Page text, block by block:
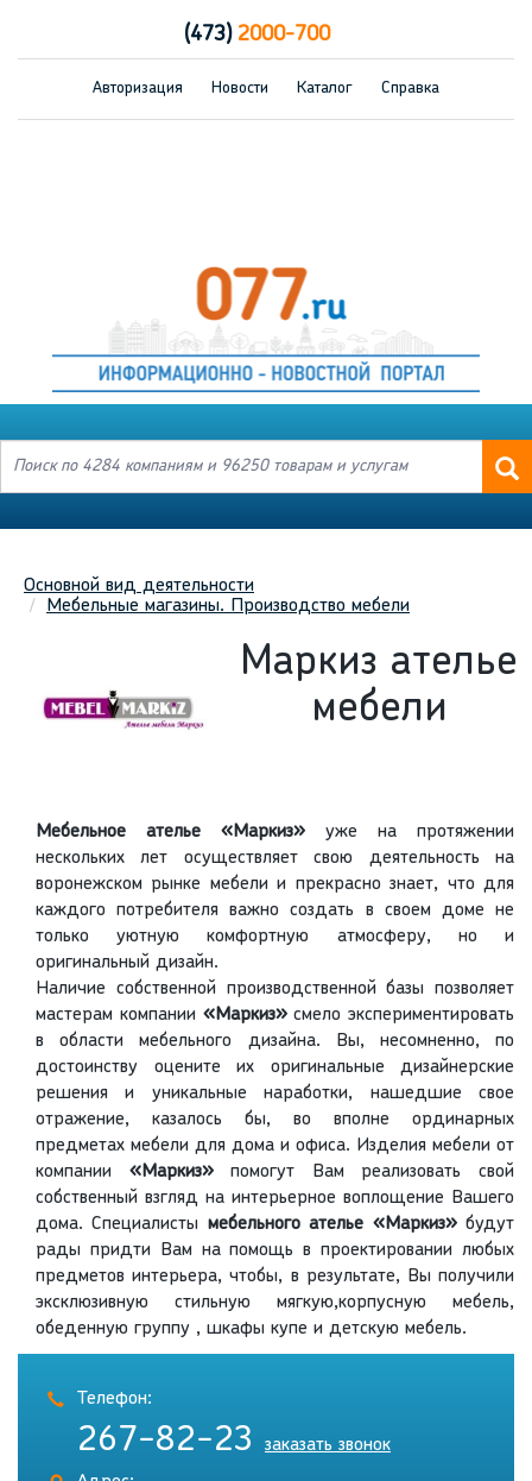
(473)2000-700
Авторизация Новости Каталог Справка
Основной вид деятельности
Мебельные магазины. Производство мебели
Маркиз ателье
мебели
Мебельное ателье «Маркиз» уже на протяжении
нескольких лет осуществляет свою деятельность на
воронежском рынке мебели и прекрасно знает, что для
каждого потребителя важно создать в своем доме не
только уютную комфортную атмосферу, но и
оригинальный дизайн.
Наличие собственной производственной базы позволяет
мастерам компании «Маркиз»смело экспериментировать
в области мебельного дизайна. Вы, несомненно, по
достоинству оцените их оригинальные дизайнерские
решения и уникальные наработки, нашедшие свое
отражение, казалось бы, во вполне ординарных
предметах мебели для дома и офиса. Изделия мебели от
компании «Маркиз»помогут Вам реализовать свой
собственный взгляд на интерьерное воплощение Вашего
дома. Специалисты мебельного ателье «Маркиз»будут
рады придти Вам на помощь в проектировании любых
предметов интерьера, чтобы, в результате, Вы получили
эксклюзивную стильную мягкую,корпусную мебель,
обеденную группу , шкафы купе и детскую мебель.
Телефон:
267-82-23
заказать звонок